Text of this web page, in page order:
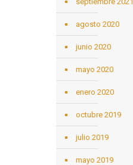
agosto 2020
junio 2020
mayo 2020
enero 2020
octubre 2019
julio 2019
mayo 2019